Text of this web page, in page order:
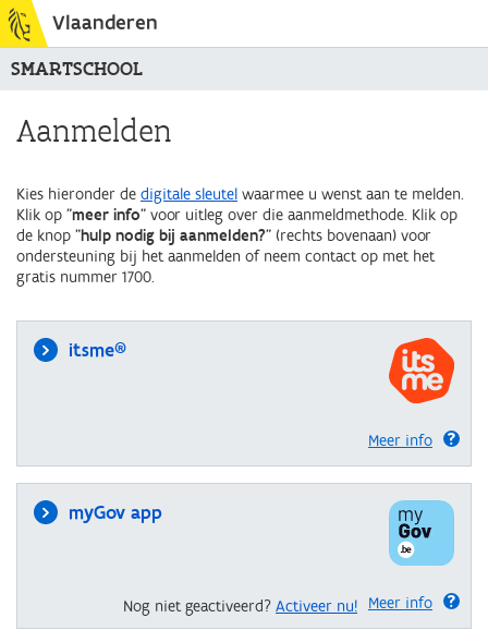
Vlaanderen
SMARTSCHOOL
Aanmelden
Kies hieronder de digitale sleutel waarmee u wenst aan te melden.
Klik op "meer info" voor uitleg over die aanmeldmethode. Klik op
de knop "hulp nodig bij aanmelden?" (rechts bovenaan) voor
ondersteuning bij het aanmelden of neem contact op met het
gratis nummer 1700.
itsme®
Meer info
myGov app
Meer info
Nog niet geactiveerd? Activeer nu!